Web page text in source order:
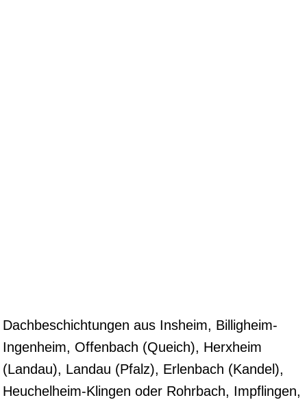
Dachbeschichtungen aus Insheim, Billigheim-
Ingenheim, Offenbach (Queich), Herxheim
(Landau), Landau (Pfalz), Erlenbach (Kandel),
Heuchelheim-Klingen oder Rohrbach, Impflingen,